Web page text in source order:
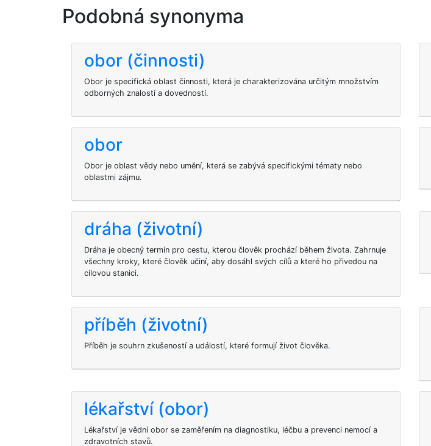
Podobná synonyma
obor (činnosti)
Obor je specifická oblast činnosti, která je charakterizována určitým množstvím
odborných znalostí a dovedností.
obor
Obor je oblast vědy nebo umění, která se zabývá specifickými tématy nebo
oblastmi zájmu.
dráha (životní)
Dráha je obecný termín pro cestu, kterou člověk prochází během života. Zahrnuje
všechny kroky, které člověk učiní, aby dosáhl svých cílů a které ho přivedou na
cílovou stanici.
příběh (životní)
Příběh je souhrn zkušeností a událostí, které formují život člověka.
lékařství (obor)
Lékařství je vědní obor se zaměřením na diagnostiku, léčbu a prevenci nemocí a
zdravotních stavů.